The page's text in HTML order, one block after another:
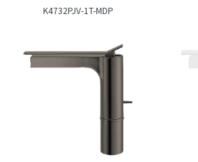
K4732PJV-1T-MDP